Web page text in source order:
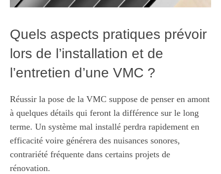
Quels aspects pratiques prévoir
lors de l’installation et de
l’entretien d’une VMC ?
Réussir la pose de la VMC suppose de penser en amont
à quelques détails qui feront la différence sur le long
terme. Un système mal installé perdra rapidement en
efficacité voire générera des nuisances sonores,
contrariété fréquente dans certains projets de
rénovation.